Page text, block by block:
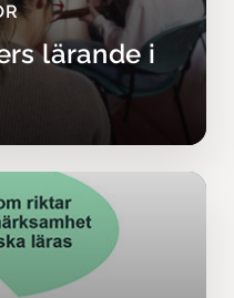
lärande i